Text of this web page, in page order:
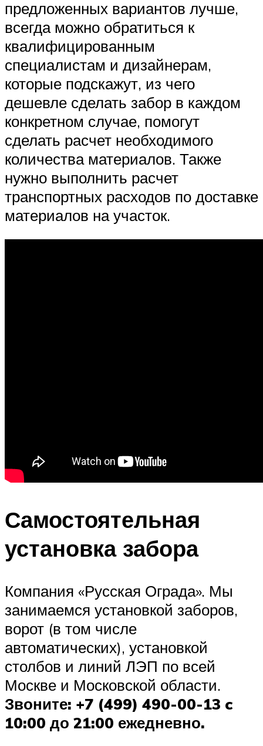
предложенных вариантов лучше,
всегда можно обратиться к
квалифицированным
специалистам и дизайнерам,
которые подскажут, из чего
дешевле сделать забор в каждом
конкретном случае, помогут
сделать расчет необходимого
количества материалов. Также
нужно выполнить расчет
транспортных расходов по доставке
материалов на участок.
Самостоятельная
установка забора
Компания «Русская Ограда». Мы
занимаемся установкой заборов,
ворот (в том числе
автоматических), установкой
столбов и линий ЛЭП по всей
Москве и Московской области.
Звоните: +7 (499) 490-00-13 c
10:00 до 21:00 ежедневно.